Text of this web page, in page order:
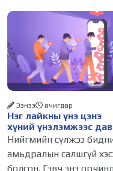
Нэг лайкны үнэ цэнэ
хүний үнэлэмжээс
болсон уу?
Ээнээ өчигдѳр
Нийгмийн сүлжээ
амьдралын салшгүй
болсон. Гэвч энэ